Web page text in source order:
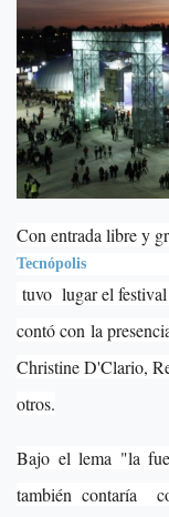
Con entrada libre y
Tecnópolis
tuvo lugar el festival
contó con la
Christine D'Clario,
otros.
Bajo el lema "la
también contaría